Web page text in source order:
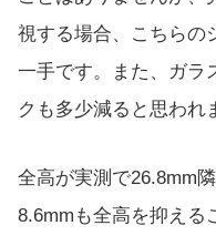
視する場合、こちらの
一手です。また、ガラ
クも多少減ると思われ
全高が実測で26.8mm
8.6mmも全高を抑える